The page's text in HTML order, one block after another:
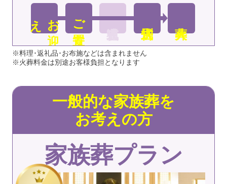
お
迎
え ご安置
※料理･返礼品･お布施などは含まれません
※火葬料金は別途お客様負担となります
一般的な家族葬を
お考えの方
家族葬プラン